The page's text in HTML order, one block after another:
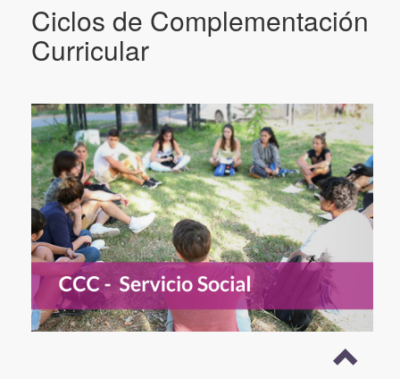
Ciclos de Complementación
Curricular